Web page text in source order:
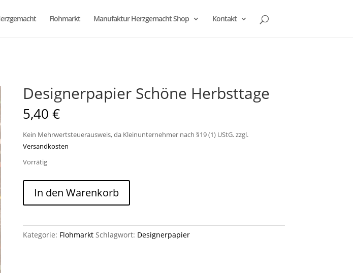
Flohmarkt Manufaktur Herzgemacht Shop Kontakt
Designerpapier Schöne Herbsttage
5,40 €
Kein Mehrwertsteuerausweis, da Kleinunternehmer nach §19 (1) UStG. zzgl.
Versandkosten
Vorrätig
Schöne
Herbsttage
In den Warenkorb
Kategorie: Flohmarkt Schlagwort: Designerpapier